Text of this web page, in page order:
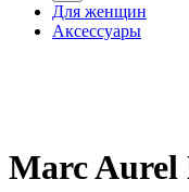
Для женщин
Аксессуары
Marc Aurel